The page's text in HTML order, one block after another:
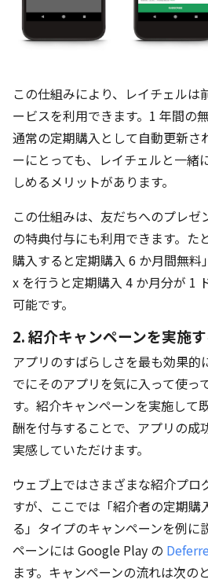
この仕組みにより、レイチェルは
ービスを利用できます。1 年間の
通常の定期購入として自動更新さ
ーにとっても、レイチェルと一緒
しめるメリットがあります。
この仕組みは、友だちへのプレゼ
の特典付与にも利用できます。た
購入すると定期購入 6 か月間無料
x を行うと定期購入 4 か月分が 1
可能です。
2. 紹介キャンペーンを実施
アプリのすばらしさを最も効果的
でにそのアプリを気に入って使っ
す。紹介キャンペーンを実施して
酬を付与することで、アプリの成
実感していただけます。
ウェブ上ではさまざまな紹介プロ
すが、ここでは「紹介者の定期購
る」タイプのキャンペーンを例に
ペーンには Google Play の
ます。キャンペーンの流れは次の